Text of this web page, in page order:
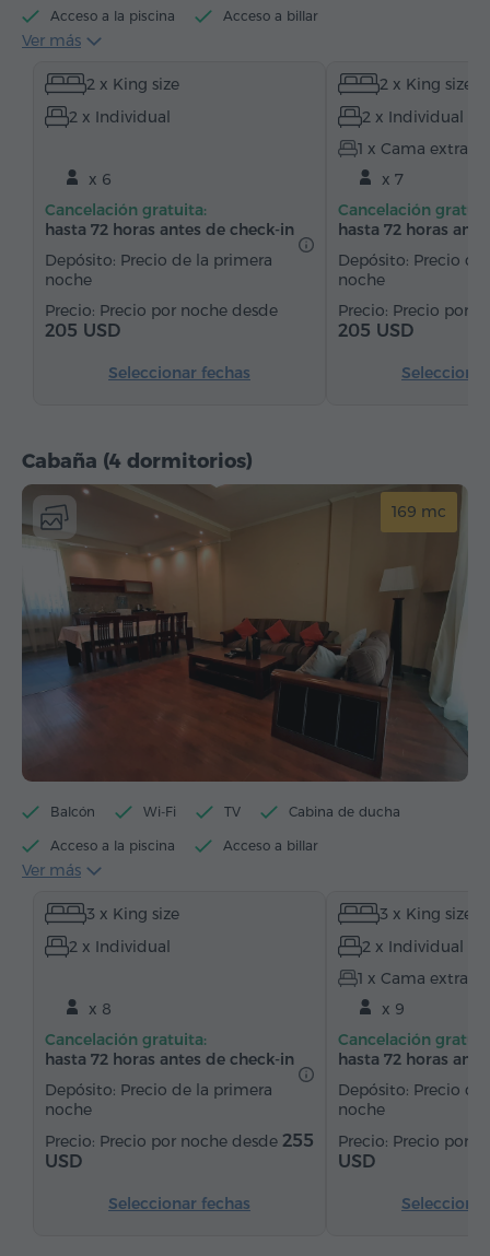
Acceso a la piscina Acceso a billar
Hervidor eléctrico
Allbornoz Pantuflas Secador de pelo
Calefacción Escritorio
Mesa de comedor Silla
Teléfono Alarma Servicio despertador
Canales de satélite Alfombrado
Suelos de parquet Refriderador
Té/Café
Ver más
2 x King size
2 x Individual
x 6
Cancelación gratuita:
hasta 72 horas antes de check-in
Depósito: Precio de la primera
noche
Precio por noche desde
205 USD
Seleccionar fechas
2 x King size
2 x Individual
1 x Cama extra
x 7
Cancelación
hasta 72 horas
Depósito: Precio
noche
Precio por
205 USD
Cabaña (4 dormitorios)
169 mc
Balcón Wi-Fi TV Cabina de ducha
Acceso a la piscina Acceso a billar
Hervidor eléctrico
Allbornoz Pantuflas Secador de pelo
Calefacción Escritorio
Mesa de comedor Silla
Teléfono Alarma Servicio despertador
Canales de satélite Alfombrado
Suelos de parquet Refriderador
Té/Café
Ver más
3 x King size
2 x Individual
x 8
Cancelación gratuita:
hasta 72 horas antes de check-in
Depósito: Precio de la primera
noche
Precio por noche desde 255
USD
Seleccionar fechas
3 x King size
2 x Individual
1 x Cama extra
x 9
Cancelación
hasta 72 horas
Depósito: Precio
noche
Precio por
USD